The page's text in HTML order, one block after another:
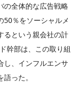
の全体的な広告戦略
50％をソーシャルメ
るという親会社の計
幹部は、この取り組
し、インフルエンサ
った。